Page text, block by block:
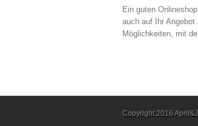
Ein guten
auch auf Ihr
Möglichkeiten, mit
Copyright 2016